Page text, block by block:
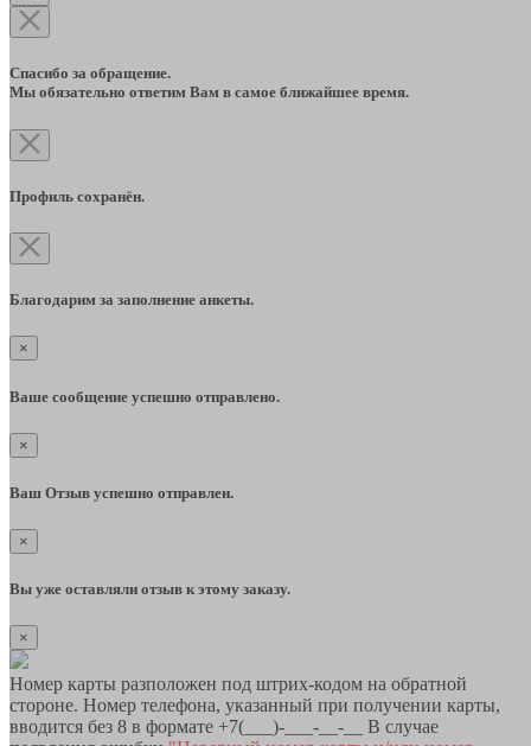
Спасибо за обращение.
Мы обязательно ответим Вам в самое ближайшее время.
Профиль сохранён.
Благодарим за заполнение анкеты.
×
Ваше сообщение успешно отправлено.
×
Ваш Отзыв успешно отправлен.
×
Вы уже оставляли отзыв к этому заказу.
×
Номер карты разположен под штрих-кодом на обратной
стороне. Номер телефона, указанный при получении карты,
вводится без 8 в формате +7(___)-___-__-__ В случае